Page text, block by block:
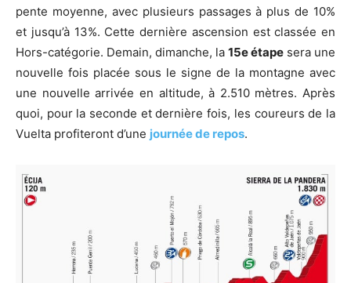
pente moyenne, avec plusieurs passages à plus de 10%
et jusqu’à 13%. Cette dernière ascension est classée en
Hors-catégorie. Demain, dimanche, la 15e étape sera une
nouvelle fois placée sous le signe de la montagne avec
une nouvelle arrivée en altitude, à 2.510 mètres. Après
quoi, pour la seconde et dernière fois, les coureurs de la
Vuelta profiteront d’une journée de repos.